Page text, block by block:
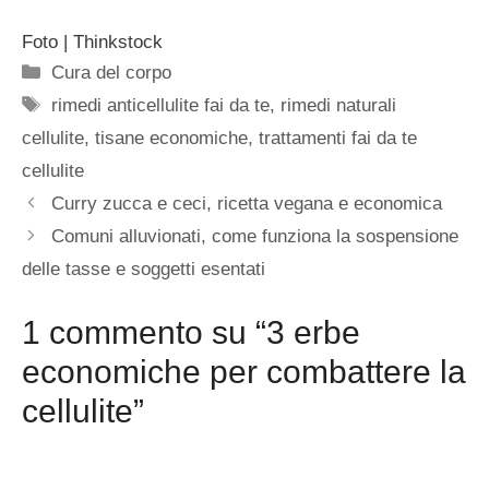
Foto | Thinkstock
Categorie
Cura del corpo
Tag
rimedi anticellulite fai da te, rimedi naturali
cellulite, tisane economiche, trattamenti fai da te
cellulite
Curry zucca e ceci, ricetta vegana e economica
Comuni alluvionati, come funziona la sospensione
delle tasse e soggetti esentati
1 commento su “3 erbe
economiche per combattere la
cellulite”